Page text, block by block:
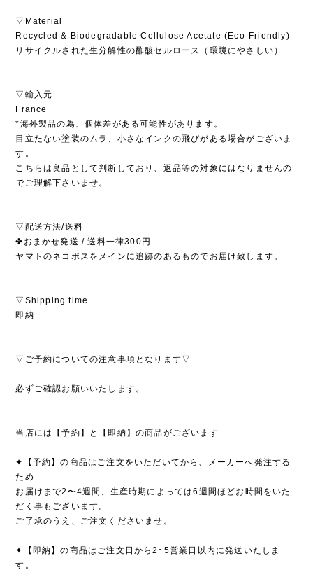
▽Material
Recycled & Biodegradable Cellulose Acetate (Eco-Friendly)
リサイクルされた生分解性の酢酸セルロース（環境にやさしい）
▽輸入元
France
*海外製品の為、個体差がある可能性があります。
目立たない塗装のムラ、小さなインクの飛びがある場合がございま
す。
こちらは良品として判断しており、返品等の対象にはなりませんの
でご理解下さいませ。
▽配送方法/送料
✤おまかせ発送 / 送料一律300円
ヤマトのネコポスをメインに追跡のあるものでお届け致します。
▽Shipping time
即納
▽ご予約についての注意事項となります▽
必ずご確認お願いいたします。
当店には【予約】と【即納】の商品がございます
✦【予約】の商品はご注文をいただいてから、メーカーへ発注する
ため
お届けまで2〜4週間、生産時期によっては6週間ほどお時間をいた
だく事もございます。
ご了承のうえ、ご注文くださいませ。
✦【即納】の商品はご注文日から2~5営業日以内に発送いたしま
す。